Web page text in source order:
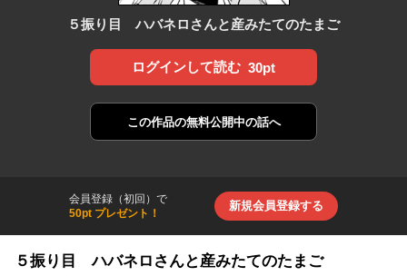
５振り目 ハバネロさんと産みたてのたまご
ログインして読む 30pt
この作品の無料公開中の話へ
会員登録（初回）で
50pt プレゼント！
新規会員登録する
５振り目 ハバネロさんと産みたてのたまご